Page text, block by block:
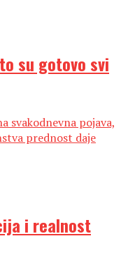
su gotovo svi
svakodnevna pojava,
prednost daje
i realnost